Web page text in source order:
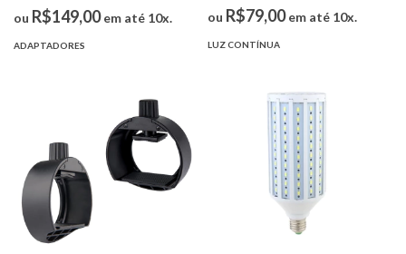
ou R$149,00em até 10x.
ADAPTADORES
ou R$79,00em até 10x.
LUZ CONTÍNUA